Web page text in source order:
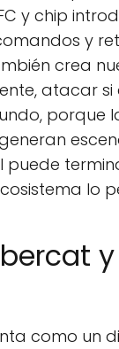
y chip
y
crea
atacar si
porque
lo
como un